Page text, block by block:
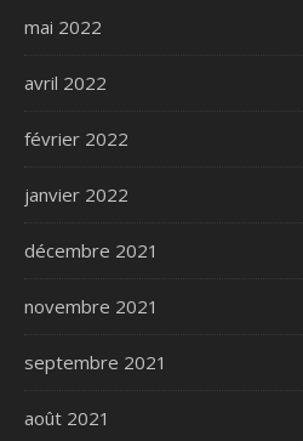
mai 2022
avril 2022
février 2022
janvier 2022
décembre 2021
novembre 2021
septembre 2021
août 2021